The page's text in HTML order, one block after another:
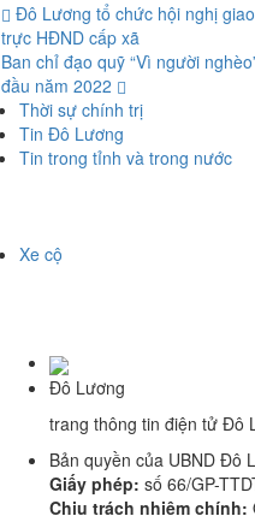
Đô Lương tổ chức hội nghị
trực HĐND cấp xã
Ban chỉ đạo quỹ “Vì người
đầu năm 2022
Thời sự chính trị
Tin Đô Lương
Tin trong tỉnh và trong nước
Xe cộ
Đô Lương
trang thông tin điện tử Đô
Bản quyền của UBND Đô
Giấy phép: số 66/GP-
Chịu trách nhiệm chính: